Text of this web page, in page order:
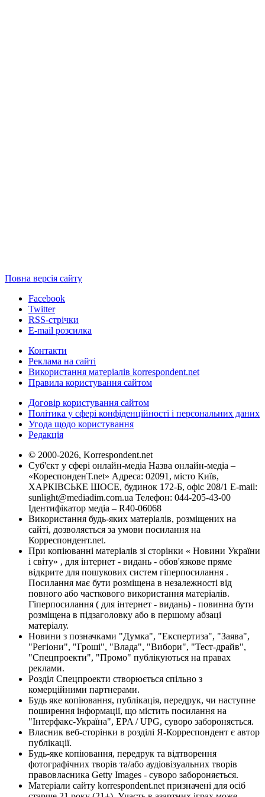
Повна версія сайту
Facebook
Twitter
RSS-стрічки
E-mail розсилка
Контакти
Реклама на сайті
Використання матеріалів korrespondent.net
Правила користування сайтом
Договір користування сайтом
Політика у сфері конфіденційності і персональних даних
Угода щодо користування
Редакція
© 2000-2026, Korrespondent.net
Суб'єкт у сфері онлайн-медіа Назва онлайн-медіа –
«КореспонденТ.net» Адреса: 02091, місто Київ,
ХАРКІВСЬКЕ ШОСЕ, будинок 172-Б, офіс 208/1 E-mail:
sunlight@mediadim.com.ua Телефон: 044-205-43-00
Ідентифікатор медіа – R40-06068
Використання будь-яких матеріалів, розміщених на
сайті, дозволяється за умови посилання на
Корреспондент.net.
При копіюванні матеріалів зі сторінки « Новини України
і світу» , для інтернет - видань - обов'язкове пряме
відкрите для пошукових систем гіперпосилання .
Посилання має бути розміщена в незалежності від
повного або часткового використання матеріалів.
Гіперпосилання ( для інтернет - видань) - повинна бути
розміщена в підзаголовку або в першому абзаці
матеріалу.
Новини з позначками "Думка", "Експертиза", "Заява",
"Регіони", "Гроші", "Влада", "Вибори", "Тест-драйв",
"Спецпроекти", "Промо" публікуються на правах
реклами.
Розділ Спецпроекти створюється спільно з
комерційними партнерами.
Будь яке копіювання, публікація, передрук, чи наступне
поширення інформації, що містить посилання на
"Інтерфакс-Україна", EPA / UPG, суворо забороняється.
Власник веб-сторінки в розділі Я-Корреспондент є автор
публікації.
Будь-яке копіювання, передрук та відтворення
фотографічних творів та/або аудіовізуальних творів
правовласника Getty Images - суворо забороняється.
Матеріали сайту korrespondent.net призначені для осіб